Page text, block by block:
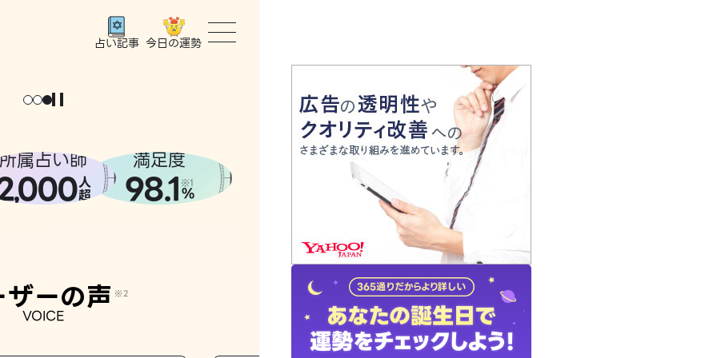
占い記事 今日の運勢
トップ
ユーザーの声
占いの流れ
おすすめの占い師
よくある質問
所属占い師
,000人
超
満足度
98.1 ※1
%
ーの声 ※2
VOICE